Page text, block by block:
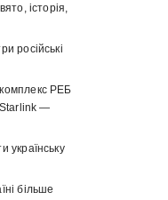
історія,
російські
РЕБ
Starlink —
українську
більше